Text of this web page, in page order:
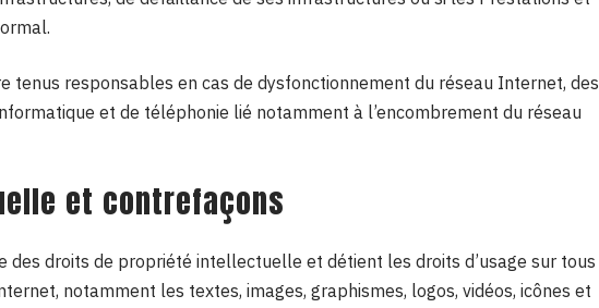
tenus responsables en cas de dysfonctionnement du réseau Internet, des
et de téléphonie lié notamment à l’encombrement du réseau
et contrefaçons
des droits de propriété intellectuelle et détient les droits d’usage sur tous
notamment les textes, images, graphismes, logos, vidéos, icônes et